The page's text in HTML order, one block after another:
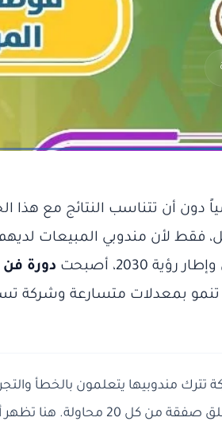
دون أن تتناسب النتائج مع هذا
لأن مندوبي المبيعات
2030، أصبحت
دورة فن
بمعدلات متسارعة وشركة
تترك مندوبيها يتعلمون بالخطأ